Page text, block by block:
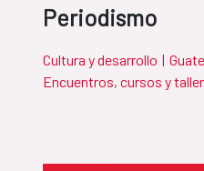
Periodismo
Cultura y desarrollo |
Encuentros, cursos y